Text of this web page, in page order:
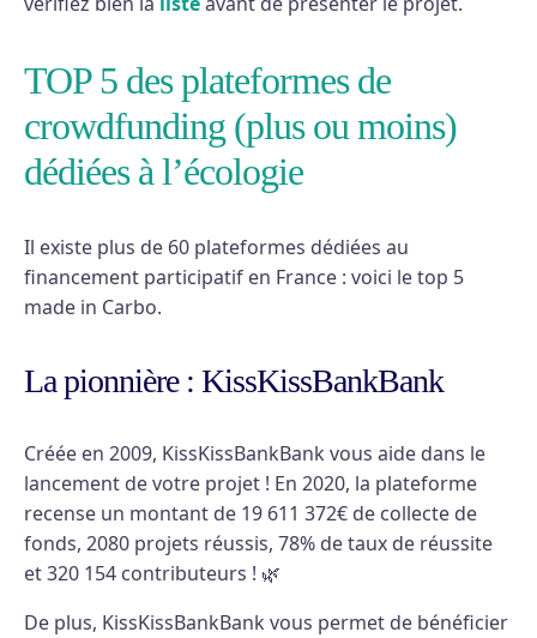
TOP 5 des plateformes de
crowdfunding (plus ou moins)
dédiées à l’écologie
Il existe plus de 60 plateformes dédiées au
financement participatif en France : voici le top 5
made in Carbo.
La pionnière : KissKissBankBank
Créée en 2009, KissKissBankBank vous aide dans le
lancement de votre projet ! En 2020, la plateforme
recense un montant de 19 611 372€ de collecte de
fonds, 2080 projets réussis, 78% de taux de réussite
et 320 154 contributeurs ! 🌿
De plus, KissKissBankBank vous permet de bénéficier